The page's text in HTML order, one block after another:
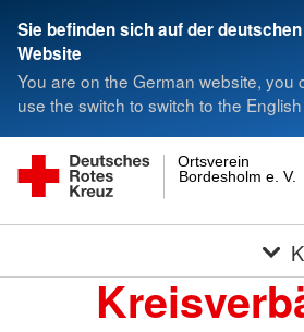
Sie befinden sich auf der deutschen
Website
You are on the German website, you
use the switch to switch to the
Bordesholm e. V.
Ortsverein